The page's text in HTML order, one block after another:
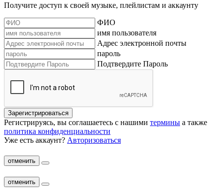
Получите доступ к своей музыке, плейлистам и аккаунту
ФИО
имя пользователя
Адрес электронной почты
пароль
Подтвердите Пароль
Зарегистрироваться
Регистрируясь, вы соглашаетесь с нашими термины а также
политика конфиденциальности
Уже есть аккаунт? Авторизоваться
отменить
отменить